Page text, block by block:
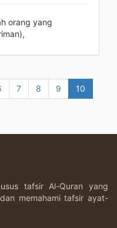
orang yang
7 8 9
10
tafsir Al-Quran yang
memahami tafsir ayat-